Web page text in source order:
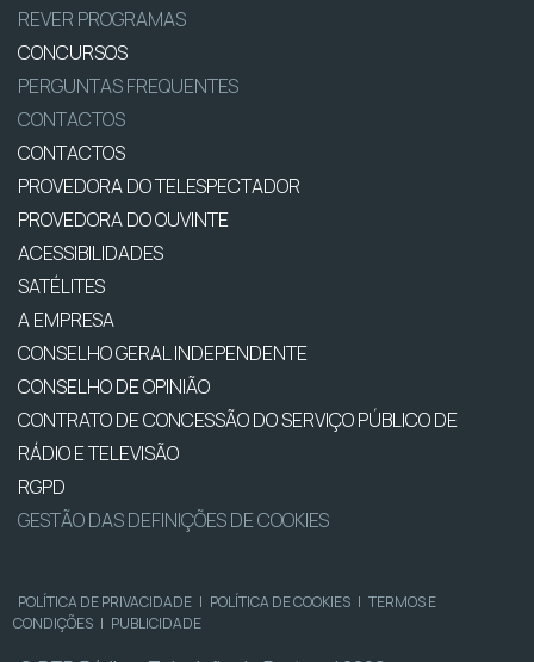
REVER PROGRAMAS
CONCURSOS
PERGUNTAS FREQUENTES
CONTACTOS
CONTACTOS
PROVEDORA DO TELESPECTADOR
PROVEDORA DO OUVINTE
ACESSIBILIDADES
SATÉLITES
A EMPRESA
CONSELHO GERAL INDEPENDENTE
CONSELHO DE OPINIÃO
CONTRATO DE CONCESSÃO DO SERVIÇO PÚBLICO DE
RÁDIO E TELEVISÃO
RGPD
GESTÃO DAS DEFINIÇÕES DE COOKIES
POLÍTICA DE PRIVACIDADE | POLÍTICA DE COOKIES | TERMOS E
CONDIÇÕES | PUBLICIDADE